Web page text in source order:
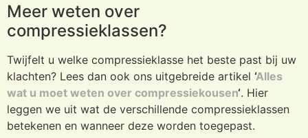
Meer weten over
compressieklassen?
Twijfelt u welke compressieklasse het beste past bij uw
klachten? Lees dan ook ons uitgebreide artikel ‘Alles
wat u moet weten over compressiekousen‘. Hier
leggen we uit wat de verschillende compressieklassen
betekenen en wanneer deze worden toegepast.